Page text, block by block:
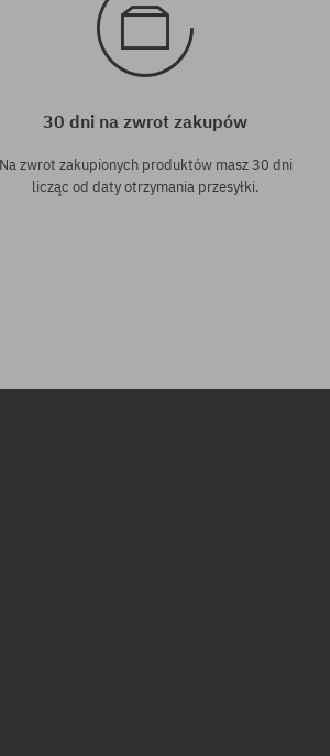
30 dni na zwrot zakupów
Na zwrot zakupionych produktów masz 30 dni
licząc od daty otrzymania przesyłki.